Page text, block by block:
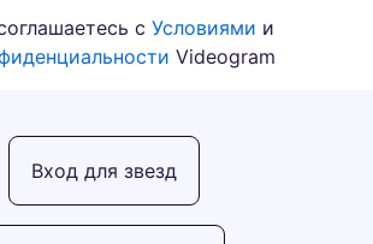
с Условиями и
Videogram
Вход для звезд